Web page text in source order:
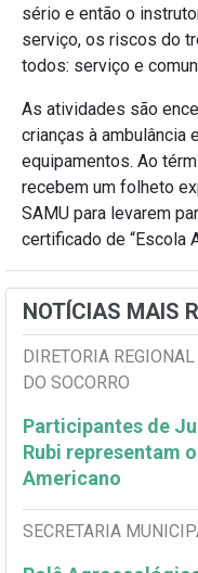
sério e então o
serviço, os riscos do
todos: serviço e
As atividades são
crianças à ambulância
equipamentos. Ao
recebem um folheto
SAMU para levarem
certificado de “Escola
NOTÍCIAS MAIS
DIRETORIA
DO SOCORRO
Participantes de
Rubi representam
Americano
SECRETARIA